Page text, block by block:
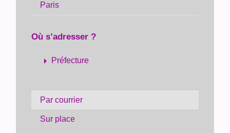
Paris
Où s’adresser ?
arrow_right Préfecture
Par courrier
Sur place